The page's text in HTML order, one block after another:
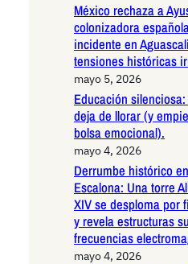
México rechaza a
colonizadora
incidente en
tensiones históricas
mayo 5, 2026
Educación
deja de llorar (y
bolsa emocional).
mayo 4, 2026
Derrumbe histórico
Escalona: Una torre
XIV se desploma por
y revela estructuras
frecuencias
mayo 4, 2026